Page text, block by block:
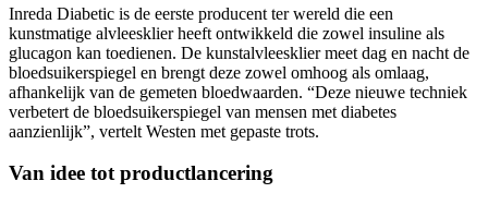
Inreda Diabetic is de eerste producent ter wereld die een
kunstmatige alvleesklier heeft ontwikkeld die zowel insuline als
glucagon kan toedienen. De kunstalvleesklier meet dag en nacht de
bloedsuikerspiegel en brengt deze zowel omhoog als omlaag,
afhankelijk van de gemeten bloedwaarden. “Deze nieuwe techniek
verbetert de bloedsuikerspiegel van mensen met diabetes
aanzienlijk”, vertelt Westen met gepaste trots.
Van idee tot productlancering